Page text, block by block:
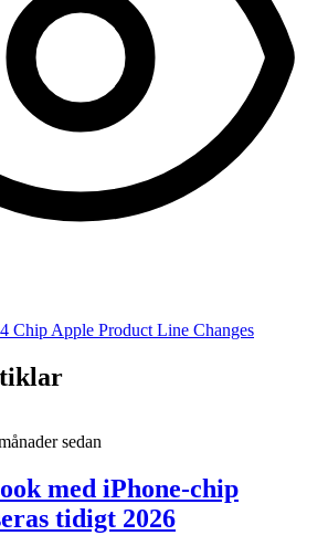
Chip Apple Product Line Changes
sedan
med iPhone-chip
tidigt 2026